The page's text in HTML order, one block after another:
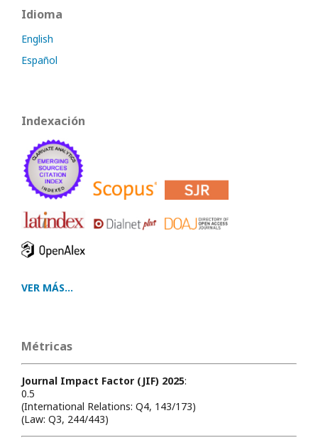
Idioma
English
Español
Indexación
VER MÁS...
Métricas
Journal Impact Factor (JIF) 2025:
0.5
(International Relations: Q4, 143/173)
(Law: Q3, 244/443)